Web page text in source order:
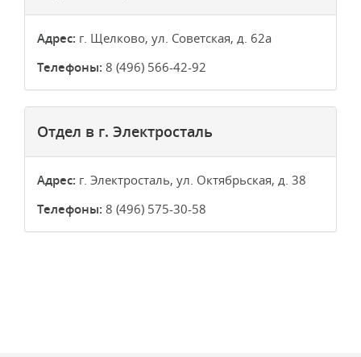
Адрес: г. Щелково, ул. Советская, д. 62а
Телефоны: 8 (496) 566-42-92
Отдел в г. Электросталь
Адрес: г. Электросталь, ул. Октябрьская, д. 38
Телефоны: 8 (496) 575-30-58